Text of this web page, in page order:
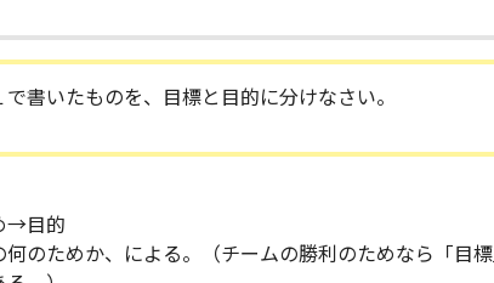
で書いたものを、目標と目的に分けなさい。
→目的
のためか、による。（チームの勝利のためなら「目